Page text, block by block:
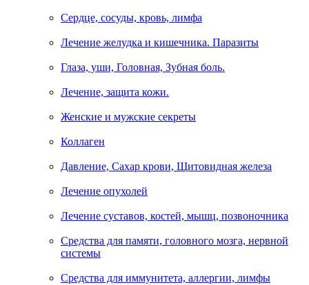
Сердце, сосуды, кровь, лимфа
Лечение желудка и кишечника. Паразиты
Глаза, уши, Головная, Зубная боль.
Лечение, защита кожи.
Женские и мужские секреты
Коллаген
Давление, Сахар крови, Щитовидная железа
Лечение опухолей
Лечение суставов, костей, мышц, позвоночника
Средства для памяти, головного мозга, нервной
системы
Средства для иммунитета, аллергии, лимфы